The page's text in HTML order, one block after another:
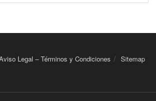
Legal – Términos y Condiciones Sitemap